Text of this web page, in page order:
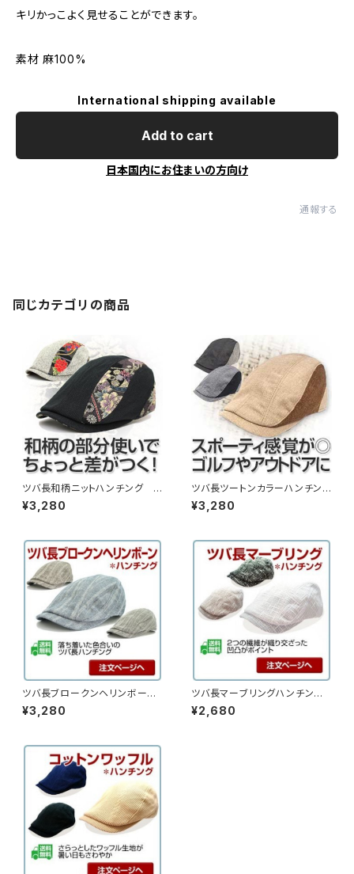
キリかっこよく見せることができます。
素材 麻100%
International shipping available
Add to cart
日本国内にお住まいの方向け
通報する
同じカテゴリの商品
ツバ長和柄ニットハンチング
（13hc-ss09）
¥3,280
ツバ長ツートンカラーハンチン
グ （14hc-ss03）
¥3,280
ツバ長ブロークンヘリンボーン
ハンチング （15hc-ss01）
¥3,280
ツバ長マーブリングハンチン
グ （16hc-ss03）
¥2,680